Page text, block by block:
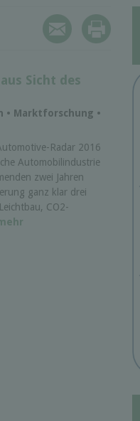
Sicht des
• Marktforschung •
Radar 2016
Automobilindustrie
zwei Jahren
ganz klar drei
CO2-